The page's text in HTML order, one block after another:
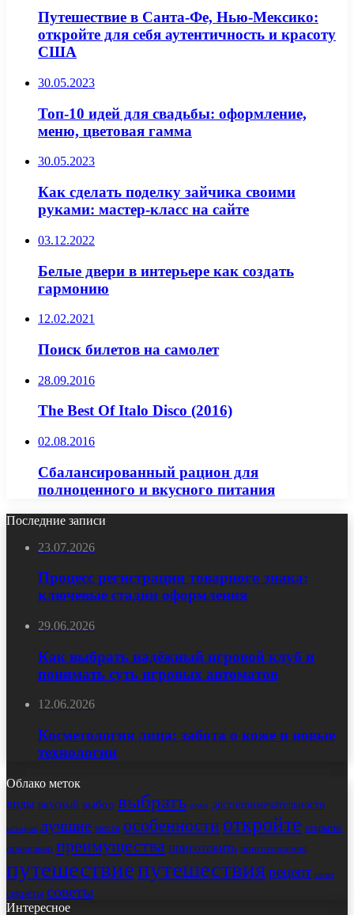
Путешествие в Санта-Фе, Нью-Мексико:
откройте для себя аутентичность и красоту
США
30.05.2023
Топ-10 идей для свадьбы: оформление,
меню, цветовая гамма
30.05.2023
Как сделать поделку зайчика своими
руками: мастер-класс на сайте
03.12.2022
Белые двери в интерьере как создать
гармонию
12.02.2021
Поиск билетов на самолет
28.09.2016
The Best Of Italo Disco (2016)
02.08.2016
Сбалансированный рацион для
полноценного и вкусного питания
Последние записи
23.07.2026
Процесс регистрации товарного знака:
ключевые стадии оформления
29.06.2026
Как выбрать надёжный игровой клуб и
понимать суть игровых автоматов
12.06.2026
Косметология лица: забота о коже и новые
технологии
Облако меток
виды вкусный выбор выбрать дома достопримечательности
история лучшие места особенности откройте открытие
правильно преимущества приготовить приготовления
путешествиепутешествиярецепт салат
секреты советы
Интересное